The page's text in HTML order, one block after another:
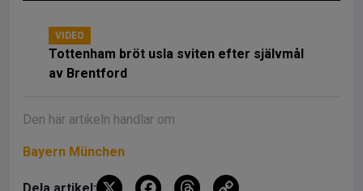
VIDEO
Tottenham bröt usla sviten efter självmål
av Brentford
Den här artikeln handlar om:
Bayern München